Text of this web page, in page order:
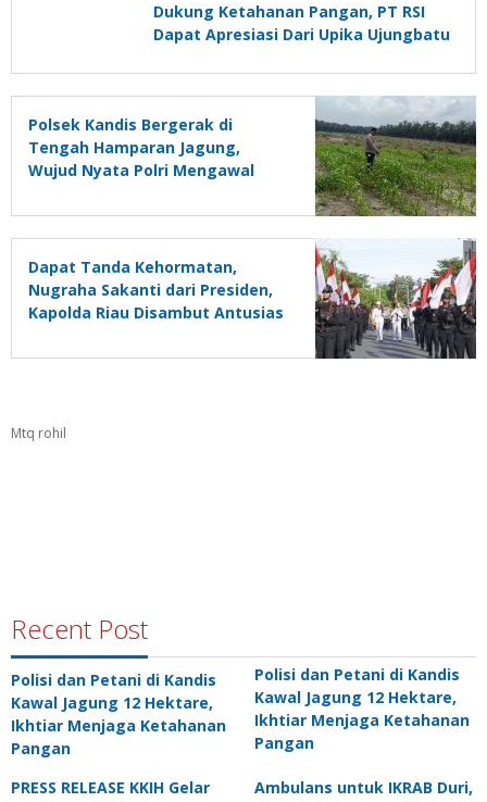
Dukung Ketahanan Pangan, PT RSI
Dapat Apresiasi Dari Upika Ujungbatu
Polsek Kandis Bergerak di
Tengah Hamparan Jagung,
Wujud Nyata Polri Mengawal
Dapat Tanda Kehormatan,
Nugraha Sakanti dari Presiden,
Kapolda Riau Disambut Antusias
Masyarakat
Mtq rohil
Recent Post
Polisi dan Petani di Kandis
Kawal Jagung 12 Hektare,
Ikhtiar Menjaga Ketahanan
Pangan
Polisi dan Petani di Kandis
Kawal Jagung 12 Hektare,
Ikhtiar Menjaga Ketahanan
Pangan
PRESS RELEASE KKIH Gelar
Ambulans untuk IKRAB Duri,